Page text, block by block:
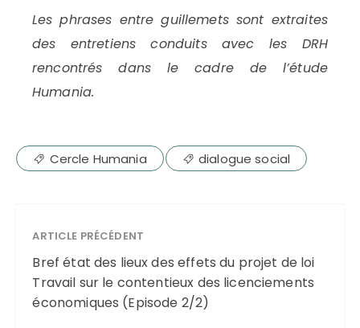
Les phrases entre guillemets sont extraites
des entretiens conduits avec les DRH
rencontrés dans le cadre de l’étude
Humania.
Cercle Humania dialogue social
ARTICLE PRÉCÉDENT
Bref état des lieux des effets du projet de loi
Travail sur le contentieux des licenciements
économiques (Episode 2/2)